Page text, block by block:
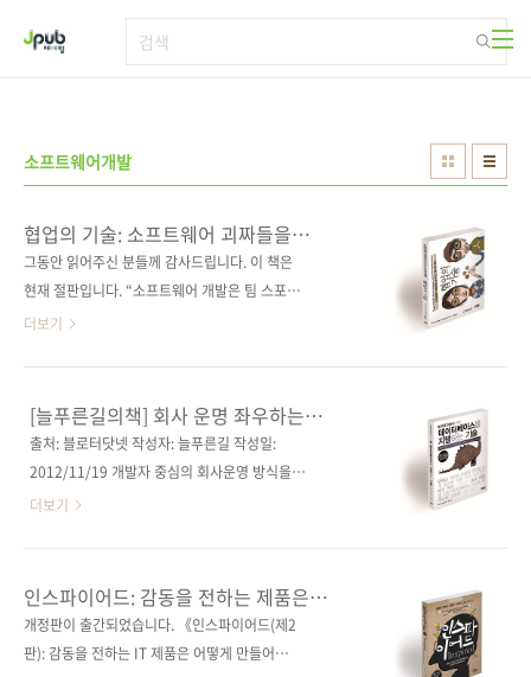
소프트웨어개발
협업의 기술: 소프트웨어 괴짜들을
움직이는 세 가지 법칙
그동안 읽어주신 분들께 감사드립니다. 이 책은
현재 절판입니다. “소프트웨어 개발은 팀 스포츠
다.” “성공적인 소프트웨어 개발을 이끄는 세 가
할 책!” 출판사 제이펍 원출판사 O'Reilly
Media 원서명 Team Geek: A Software
Developer's Guide to Working Well with
브라이언 피츠패트릭, 벤 콜린스-서스먼 역자명
장현희 출판일 2013년 5월 8일 페이지 260쪽
Cover) 정 가 14,800원 ISBN 978-89-94506-
64-7 부가기호:..
더보기
[늘푸른길의책] 회사 운명 좌우하는
제품관리
출처: 블로터닷넷 작성자: 늘푸른길 작성일:
2012/11/19 개발자 중심의 회사운영 방식을
새로 등장한 경영진이 서비스 중심의 회사로 변
것이었다. 서비스 운영자 보다는 개발인력이 더
많아 신규 아이템들이 쉽게 붙을 수 있었지만 정
작 겉으로 드러나는 서비스간 연관성은 부족했
더보기
인스파이어드: 감동을 전하는 제품은
어떻게 만들어지는가
개정판이 출간되었습니다. 《인스파이어드(제2
판): 감동을 전하는 IT 제품은 어떻게 만들어지는